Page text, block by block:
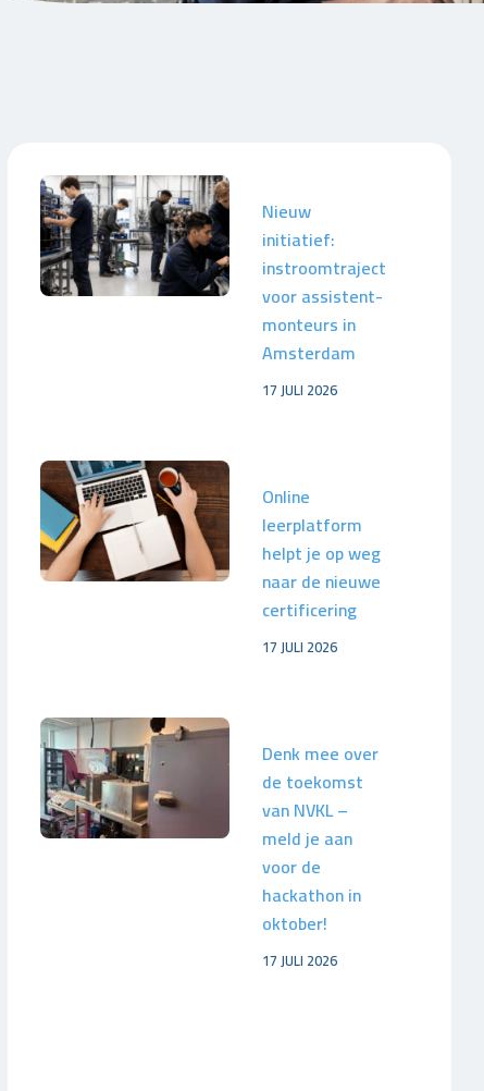
Nieuw
initiatief:
instroomtraject
voor assistent-
monteurs in
Amsterdam
17 JULI 2026
Online
leerplatform
helpt je op weg
naar de nieuwe
certificering
17 JULI 2026
Denk mee over
de toekomst
van NVKL –
meld je aan
voor de
hackathon in
oktober!
17 JULI 2026